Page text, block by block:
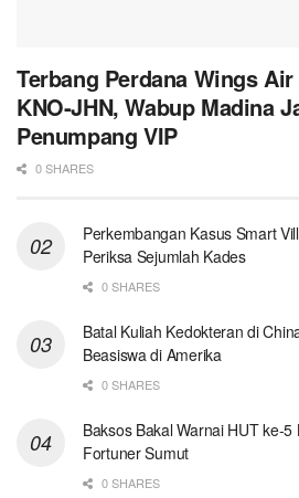
Terbang Perdana Wings
KNO-JHN, Wabup Madina
Penumpang VIP
0 SHARES
Perkembangan Kasus Smart
Periksa Sejumlah Kades
0 SHARES
Batal Kuliah Kedokteran di
Beasiswa di Amerika
0 SHARES
Baksos Bakal Warnai HUT ke-
Fortuner Sumut
0 SHARES